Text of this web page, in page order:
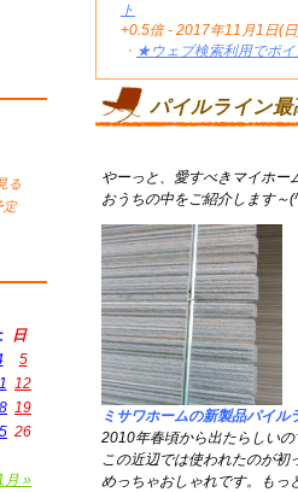
ト
+0.5倍 - 2017年11月1日(
・ ★ウェブ検索利用でポ
パイルライン最
やーっと、愛すべきマイホー
おうちの中をご紹介します～
ミサワホームの新製品パイル
2010年春頃から出たらしいの
この近辺では使われたのが初
めっちゃおしゃれです。もっ
る
定
日
月 »
5
12
19
26